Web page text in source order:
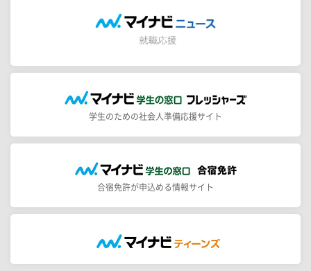
学生のための社会人準備応援サイト
合宿免許が申込める情報サイト